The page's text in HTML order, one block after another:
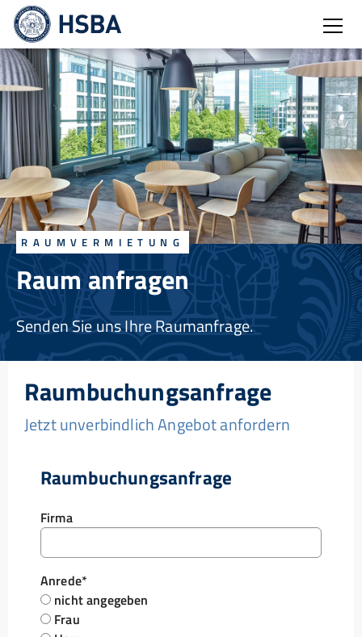
Raum anfragen
RAUMVERMIETUNG
Senden Sie uns Ihre Raumanfrage.
Raumbuchungsanfrage
Jetzt unverbindlich Angebot anfordern
Raumbuchungsanfrage
Firma
Anrede*
nicht angegeben
Frau